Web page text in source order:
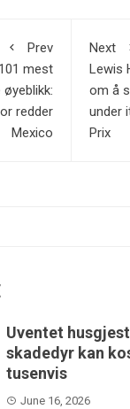
Prev
mest
redder
Mexico
Next
Lewis
om å
under
Prix
Uventet
skadedyr kan
tusenvis
June 16, 2026